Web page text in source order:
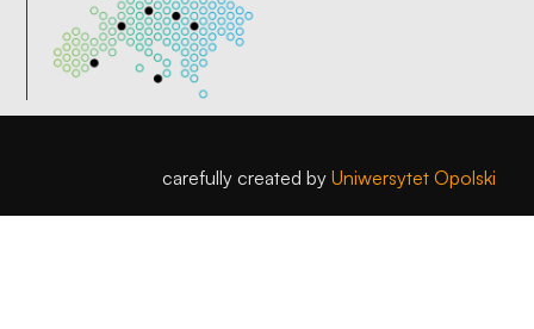
carefully created by Uniwersytet Opolski